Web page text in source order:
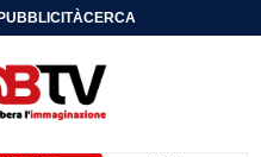
CERCA